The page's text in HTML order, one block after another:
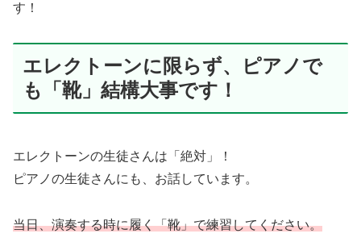
す！
エレクトーンに限らず、ピアノで
も「靴」結構大事です！
エレクトーンの生徒さんは「絶対」！
ピアノの生徒さんにも、お話しています。
当日、演奏する時に履く「靴」で練習してください。